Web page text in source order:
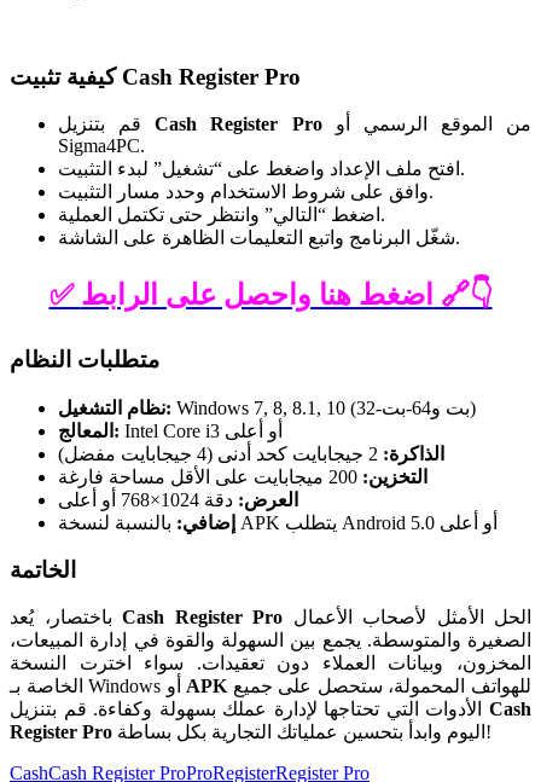
كيفية تثبيت Cash Register Pro
قم بتنزيلCash Register Proمن الموقع الرسمي أو
Sigma4PC.
افتح ملف الإعداد واضغط على “تشغيل” لبدء التثبيت.
وافق على شروط الاستخدام وحدد مسار التثبيت.
اضغط “التالي” وانتظر حتى تكتمل العملية.
شغّل البرنامج واتبع التعليمات الظاهرة على الشاشة.
✅ اضغط هنا واحصل على الرابط 🔗👇
متطلبات النظام
نظام التشغيل:
Windows 7, 8, 8.1, 10 (32-بت و64-بت)
المعالج:
Intel Core i3 أو أعلى
الذاكرة:
التخزين:
العرض: دقة 1024×768 أو أعلى
إضافي:
بالنسبة لنسخة APK يتطلب Android 5.0 أو أعلى
الخاتمة
Cash Register Pro
الصغيرة والمتوسطة. يجمع بين السهولة والقوة في إدارة المبيعات،
المخزون، وبيانات العملاء دون تعقيدات. سواء اخترت النسخة
APK
الأدوات التي تحتاجها لإدارة عملك بسهولة وكفاءة. قم بتنزيلCash
Register Pro
اليوم وابدأ بتحسين عملياتك التجارية بكل بساطة!
Tags:
CashCash Register ProProRegisterRegister Pro